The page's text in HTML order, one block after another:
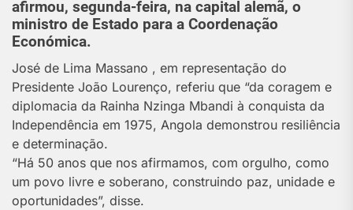
afirmou, segunda-feira, na capital alemã, o
ministro de Estado para a Coordenação
Económica.
José de Lima Massano , em representação do
Presidente João Lourenço, referiu que “da coragem e
diplomacia da Rainha Nzinga Mbandi à conquista da
Independência em 1975, Angola demonstrou resiliência
e determinação.
“Há 50 anos que nos afirmamos, com orgulho, como
um povo livre e soberano, construindo paz, unidade e
oportunidades”, disse.